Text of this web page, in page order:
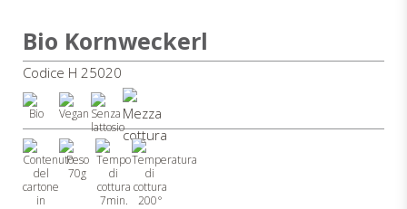
Bio Kornweckerl
Codice H 25020
70g
7min.
200°